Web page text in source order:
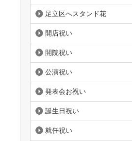
足立区へスタンド花
開店祝い
開院祝い
公演祝い
発表会お祝い
誕生日祝い
就任祝い